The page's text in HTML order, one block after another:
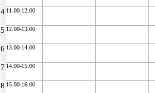
4 11.00-12.00
5 12.00-13.00
6 13.00-14.00
7 14.00-15.00
8 15.00-16.00